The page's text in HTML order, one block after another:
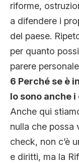
riforme,
a difendere i
del paese.
per quanto
parere
6 Perché se è
lo sono anche
Anche qui
nulla che possa
check, non c’è
e diritti, ma la